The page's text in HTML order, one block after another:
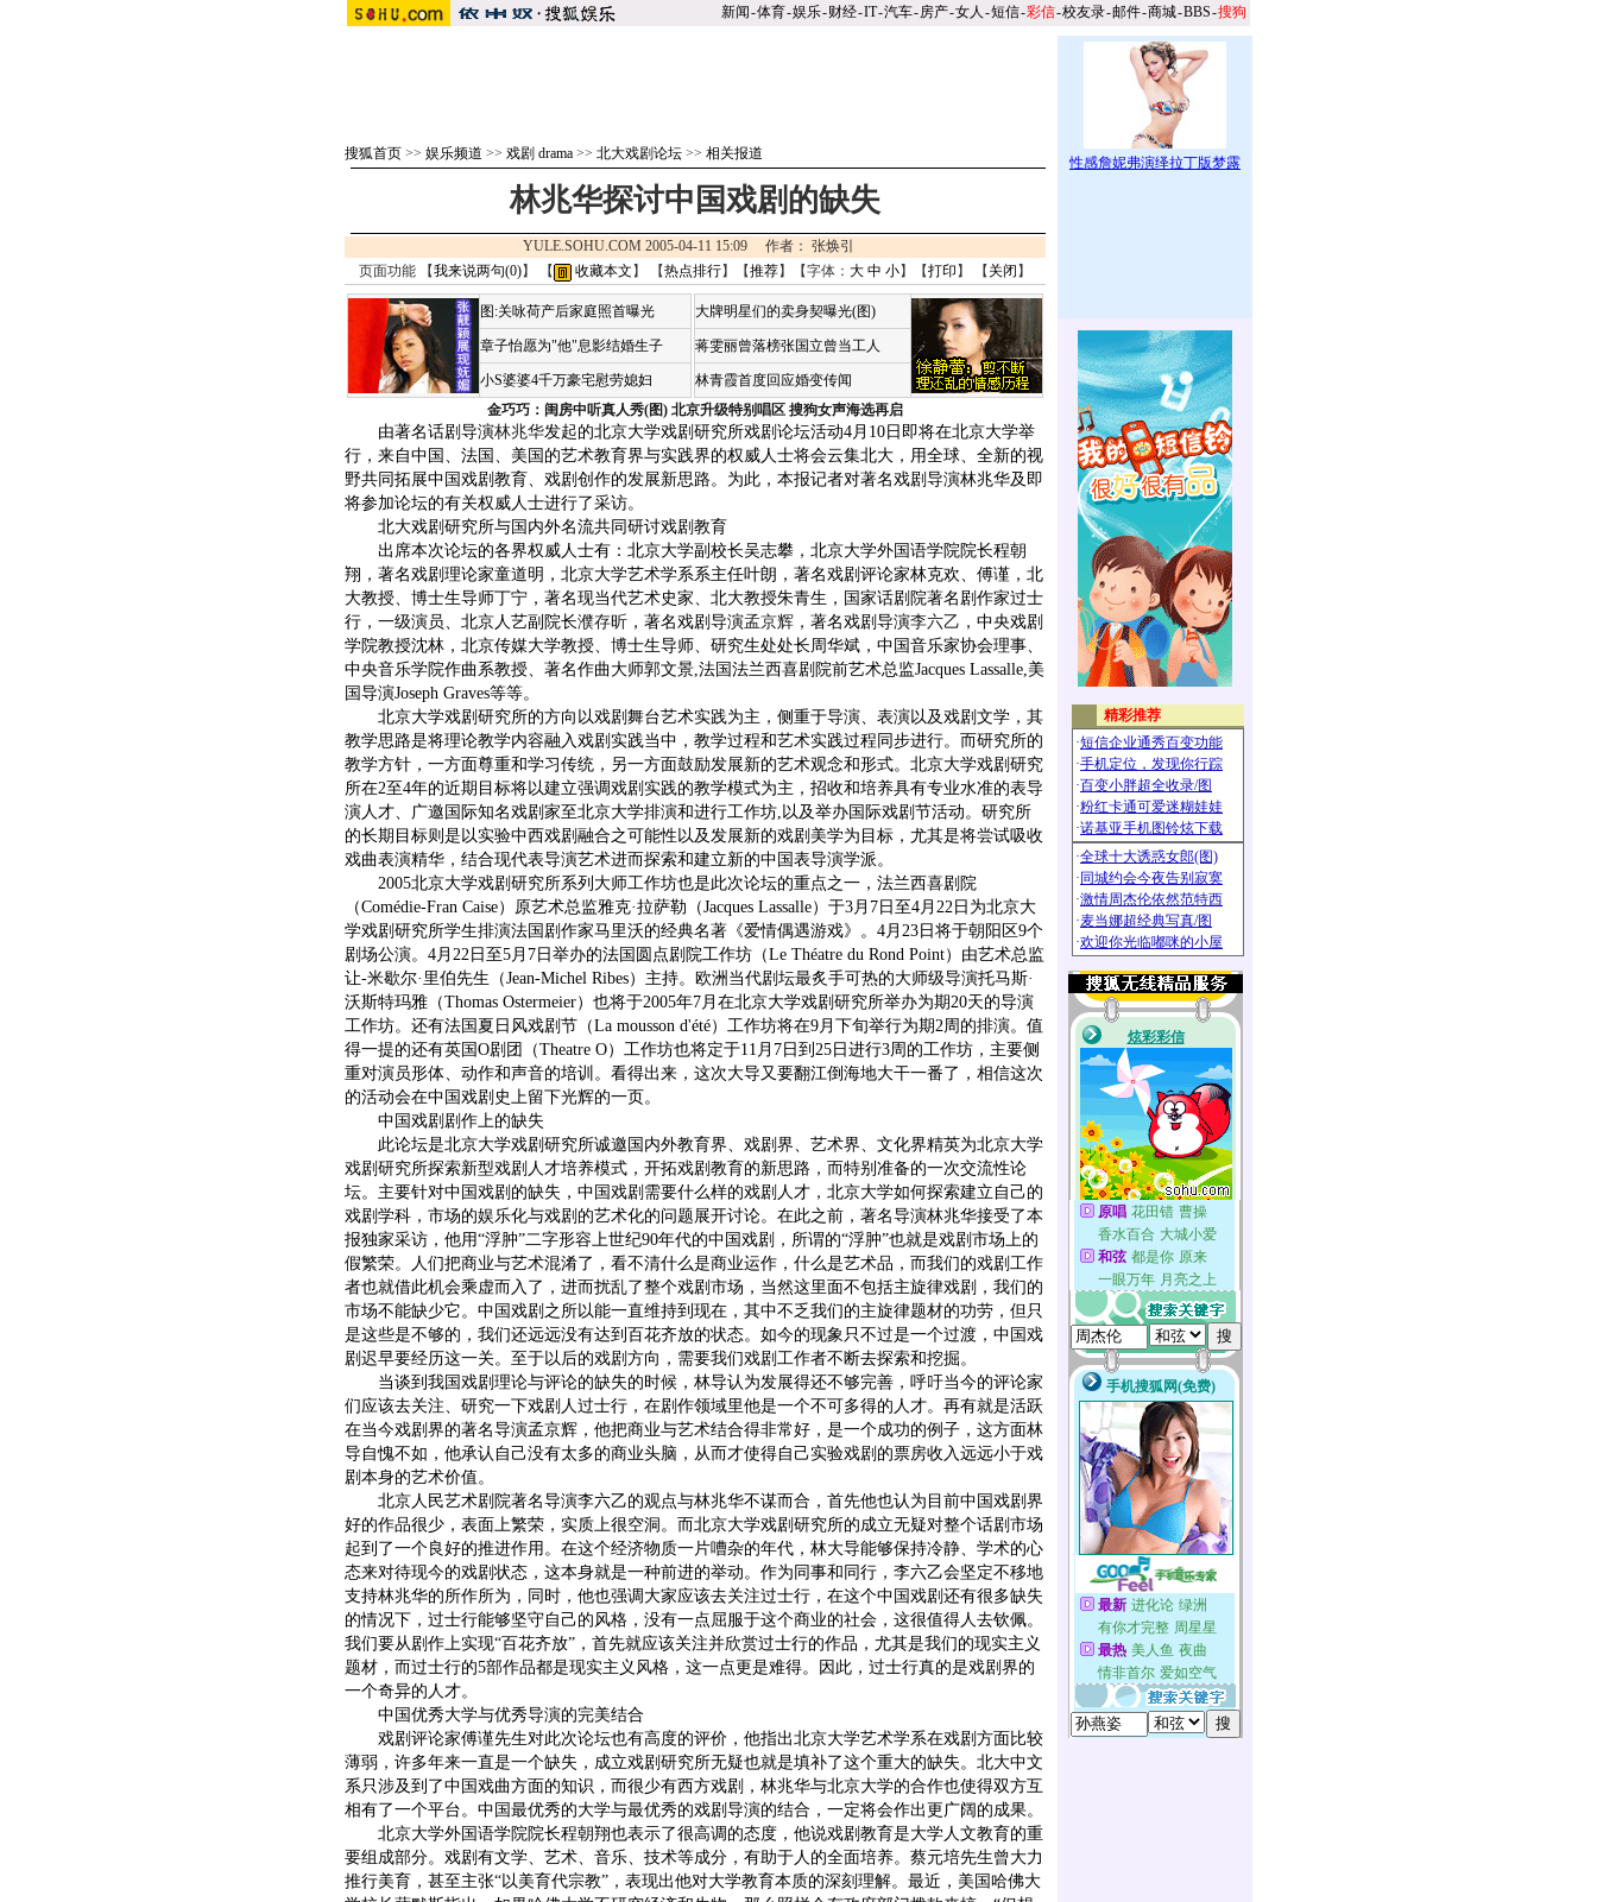
新闻-体育-娱乐-财经-IT-汽车-房产-女人 -短信-彩信-校友录-邮件-商城-BBS-搜狗
搜狐首页 >> 娱乐频道 >> 戏剧 drama >> 北大戏剧论坛 >> 相关报道
林兆华探讨中国戏剧的缺失
YULE.SOHU.COM 2005-04-11 15:09 作者： 张焕引
页面功能 【我来说两句(0)】 【 收藏本文 】 【热点排行】【推荐】【字体： 大 中 小】【打印 】 【 关闭 】
图:关咏荷产后家庭照首曝光
章子怡愿为"他"息影结婚生子
小S婆婆4千万豪宅慰劳媳妇
大牌明星们的卖身契曝光(图)
蒋雯丽曾落榜张国立曾当工人
林青霞首度回应婚变传闻
金巧巧：闺房中听真人秀(图) 北京升级特别唱区 搜狗女声海选再启
由著名话剧导演林兆华发起的北京大学戏剧研究所戏剧论坛活动4月10日即将在北京大学举
行，来自中国、法国、美国的艺术教育界与实践界的权威人士将会云集北大，用全球、全新的视
野共同拓展中国戏剧教育、戏剧创作的发展新思路。为此，本报记者对著名戏剧导演林兆华及即
将参加论坛的有关权威人士进行了采访。
北大戏剧研究所与国内外名流共同研讨戏剧教育
出席本次论坛的各界权威人士有：北京大学副校长吴志攀，北京大学外国语学院院长程朝
翔，著名戏剧理论家童道明，北京大学艺术学系系主任叶朗，著名戏剧评论家林克欢、傅谨，北
大教授、博士生导师丁宁，著名现当代艺术史家、北大教授朱青生，国家话剧院著名剧作家过士
行，一级演员、北京人艺副院长濮存昕 ，著名戏剧导演孟京辉 ，著名戏剧导演李六乙 ，中央戏剧
学院教授沈林，北京传媒大学教授、博士生导师、研究生处处长周华斌，中国音乐家协会理事、
中央音乐学院作曲系教授、著名作曲大师郭文景,法国法兰西喜剧院前艺术总监Jacques Lassalle,美
国导演Joseph Graves等等。
北京大学戏剧研究所的方向以戏剧舞台艺术实践为主，侧重于导演、表演以及戏剧文学，其
教学思路是将理论教学内容融入戏剧实践当中，教学过程和艺术实践过程同步进行。而研究所的
教学方针，一方面尊重和学习传统，另一方面鼓励发展新的艺术观念和形式。北京大学戏剧研究
所在2至4年的近期目标将以建立强调戏剧实践的教学模式为主，招收和培养具有专业水准的表导
演人才、广邀国际知名戏剧家至北京大学排演和进行工作坊,以及举办国际戏剧节活动。研究所
的长期目标则是以实验中西戏剧融合之可能性以及发展新的戏剧美学为目标，尤其是将尝试吸收
戏曲表演精华，结合现代表导演艺术进而探索和建立新的中国表导演学派。
2005北京大学戏剧研究所系列大师工作坊也是此次论坛的重点之一，法兰西喜剧院
（Comédie-Fran Caise）原艺术总监雅克·拉萨勒（Jacques Lassalle）于3月7日至4月22日为北京大
学戏剧研究所学生排演法国剧作家马里沃的经典名著《爱情偶遇游戏》。4月23日将于朝阳区9个
剧场公演。4月22日至5月7日举办的法国圆点剧院工作坊（Le Théatre du Rond Point）由艺术总监
让-米歇尔·里伯先生（Jean-Michel Ribes）主持。欧洲当代剧坛最炙手可热的大师级导演托马斯·
沃斯特玛雅（Thomas Ostermeier）也将于2005年7月在北京大学戏剧研究所举办为期20天的导演
工作坊。还有法国夏日风戏剧节（La mousson d'été）工作坊将在9月下旬举行为期2周的排演。值
得一提的还有英国O剧团（Theatre O）工作坊也将定于11月7日到25日进行3周的工作坊，主要侧
重对演员形体、动作和声音的培训。看得出来，这次大导又要翻江倒海地大干一番了，相信这次
的活动会在中国戏剧史上留下光辉的一页。
中国戏剧剧作上的缺失
此论坛是北京大学戏剧研究所诚邀国内外教育界、戏剧界、艺术界、文化界精英为北京大学
戏剧研究所探索新型戏剧人才培养模式，开拓戏剧教育的新思路，而特别准备的一次交流性论
坛。主要针对中国戏剧的缺失，中国戏剧需要什么样的戏剧人才，北京大学如何探索建立自己的
戏剧学科，市场的娱乐化与戏剧的艺术化的问题展开讨论。在此之前，著名导演林兆华接受了本
报独家采访，他用“浮肿”二字形容上世纪90年代的中国戏剧，所谓的“浮肿”也就是戏剧市场上的
假繁荣。人们把商业与艺术混淆了，看不清什么是商业运作，什么是艺术品，而我们的戏剧工作
者也就借此机会乘虚而入了，进而扰乱了整个戏剧市场，当然这里面不包括主旋律戏剧，我们的
市场不能缺少它。中国戏剧之所以能一直维持到现在，其中不乏我们的主旋律题材的功劳，但只
是这些是不够的，我们还远远没有达到百花齐放的状态。如今的现象只不过是一个过渡，中国戏
剧迟早要经历这一关。至于以后的戏剧方向，需要我们戏剧工作者不断去探索和挖掘。
当谈到我国戏剧理论与评论的缺失的时候，林导认为发展得还不够完善，呼吁当今的评论家
们应该去关注、研究一下戏剧人过士行，在剧作领域里他是一个不可多得的人才。再有就是活跃
在当今戏剧界的著名导演孟京辉，他把商业与艺术结合得非常好，是一个成功的例子，这方面林
导自愧不如，他承认自己没有太多的商业头脑，从而才使得自己实验戏剧的票房收入远远小于戏
剧本身的艺术价值。
北京人民艺术剧院著名导演李六乙的观点与林兆华不谋而合，首先他也认为目前中国戏剧界
好的作品很少，表面上繁荣，实质上很空洞。而北京大学戏剧研究所的成立无疑对整个话剧市场
起到了一个良好的推进作用。在这个经济物质一片嘈杂的年代，林大导能够保持冷静、学术的心
态来对待现今的戏剧状态，这本身就是一种前进的举动。作为同事和同行，李六乙会坚定不移地
支持林兆华的所作所为，同时，他也强调大家应该去关注过士行，在这个中国戏剧还有很多缺失
的情况下，过士行能够坚守自己的风格，没有一点屈服于这个商业的社会，这很值得人去钦佩。
我们要从剧作上实现“百花齐放”，首先就应该关注并欣赏过士行的作品，尤其是我们的现实主义
题材，而过士行的5部作品都是现实主义风格，这一点更是难得。因此，过士行真的是戏剧界的
一个奇异的人才。
中国优秀大学与优秀导演的完美结合
戏剧评论家傅谨先生对此次论坛也有高度的评价，他指出北京大学艺术学系在戏剧方面比较
薄弱，许多年来一直是一个缺失，成立戏剧研究所无疑也就是填补了这个重大的缺失。北大中文
系只涉及到了中国戏曲方面的知识，而很少有西方戏剧，林兆华与北京大学的合作也使得双方互
相有了一个平台。中国最优秀的大学与最优秀的戏剧导演的结合，一定将会作出更广阔的成果。
北京大学外国语学院院长程朝翔也表示了很高调的态度，他说戏剧教育是大学人文教育的重
要组成部分。戏剧有文学、艺术、音乐、技术等成分，有助于人的全面培养。蔡元培先生曾大力
推行美育，甚至主张“以美育代宗教”，表现出他对大学教育本质的深刻理解。最近，美国哈佛大